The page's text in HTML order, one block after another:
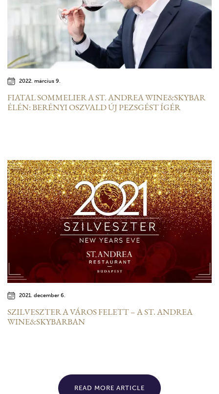
2022. március 9.
FIATAL SOMMELIER A ST. ANDREA WINE&SKYBAR
ÉLÉN: BERÉNYI OSZVALD ÚJ PEZSGÉST ÍGÉR
2021. december 6.
SZILVESZTER A VÁROS FELETT – A ST. ANDREA
WINE&SKYBARBAN
READ MORE ARTICLE